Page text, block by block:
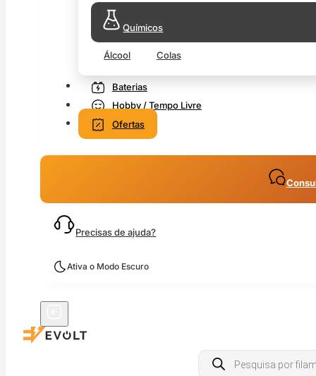
Químicos
Álcool Colas
Baterias
Hobby / Tempo Livre
Ofertas
Precisas de ajuda?
Ativa o Modo Escuro
Products
search